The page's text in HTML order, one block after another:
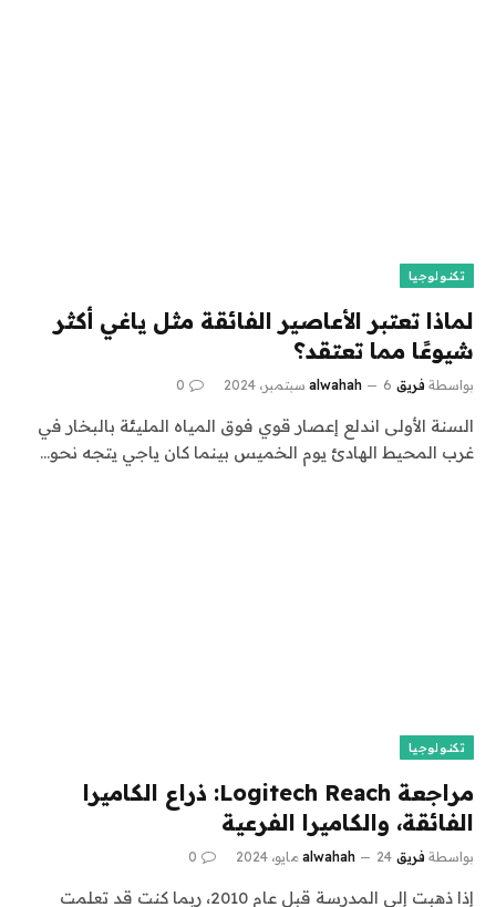
تكنولوجيا
لماذا تعتبر الأعاصير الفائقة مثل ياغي أكثر
شيوعًا مما تعتقد؟
بواسطة فريق alwahah 6 سبتمبر، 2024 0
السنة الأولى اندلع إعصار قوي فوق المياه المليئة بالبخار في
غرب المحيط الهادئ يوم الخميس بينما كان ياجي يتجه نحو…
تكنولوجيا
مراجعة Logitech Reach: ذراع الكاميرا
الفائقة، والكاميرا الفرعية
بواسطة فريق alwahah 24 مايو، 2024 0
إذا ذهبت إلى المدرسة قبل عام 2010، ربما كنت قد تعلمت